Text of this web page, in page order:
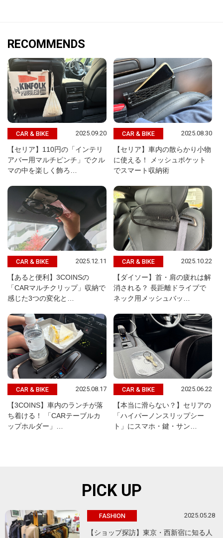
RECOMMENDS
CAR & BIKE 2025.09.20
【セリア】110円の「インテリ
アバー用マルチピンチ」でクル
マの中を楽しく飾ろ…
CAR & BIKE 2025.08.30
【セリア】車内の散らかり小物
に使える！ メッシュポケット
でスマート収納術
CAR & BIKE 2025.12.11
【あると便利】3COINSの
「CARマルチクリップ」収納で
感じた3つの変化と…
CAR & BIKE 2025.10.22
【ダイソー】首・肩の疲れは解
消される？ 長距離ドライブで
ネック用メッシュバッ…
CAR & BIKE 2025.08.17
【3COINS】車内のランチが落
ち着ける！ 「CARテーブルカ
ップホルダー」…
CAR & BIKE 2025.06.22
【本当に滑らない？】セリアの
「ハイパーノンスリップシー
ト」にスマホ・鍵・サン…
PICK UP
FASHION 2025.05.28
【ショップ探訪】東京・西新宿に知る人